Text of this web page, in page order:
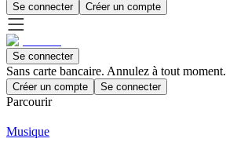
Se connecter Créer un compte
Se connecter
Sans carte bancaire. Annulez à tout moment.
Créer un compte Se connecter
Parcourir
Musique